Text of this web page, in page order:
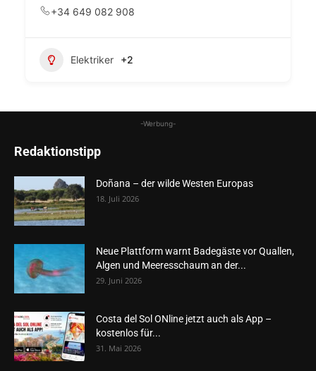
+34 649 082 908
Elektriker +2
-Werbung-
Redaktionstipp
Doñana – der wilde Westen Europas
18. Juli 2026
Neue Plattform warnt Badegäste vor Quallen,
Algen und Meeresschaum an der...
29. Juni 2026
Costa del Sol ONline jetzt auch als App –
kostenlos für...
31. Mai 2026